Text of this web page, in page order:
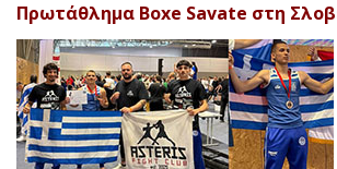
Πρωτάθλημα Boxe Savate στη